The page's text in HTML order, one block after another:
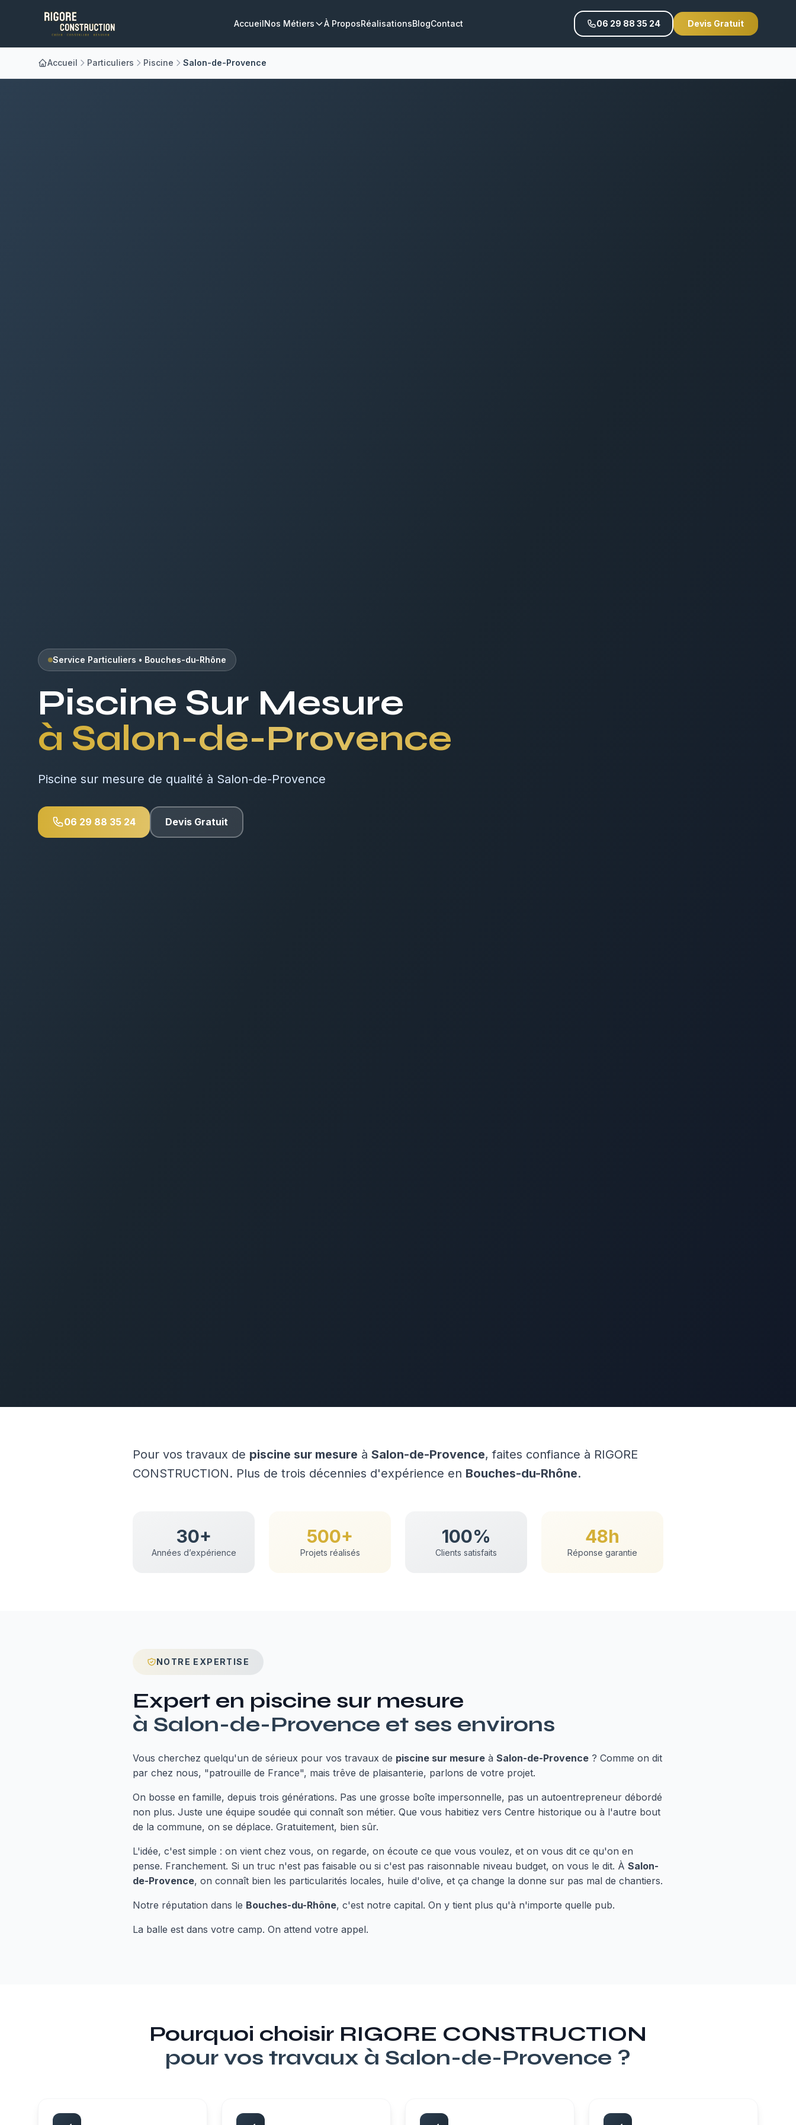
AccueilNos Métiers À ProposRéalisationsBlogContact 06 29 88 35 24 Devis Gratuit
Accueil Particuliers Piscine Salon-de-Provence
Service Particuliers • Bouches-du-Rhône
Piscine Sur Mesure
à Salon-de-Provence
Piscine sur mesure de qualité à Salon-de-Provence
06 29 88 35 24 Devis Gratuit
Pour vos travaux de piscine sur mesure à Salon-de-Provence, faites confiance à RIGORE
CONSTRUCTION. Plus de trois décennies d'expérience en Bouches-du-Rhône.
30+
Années d’expérience
500+
Projets réalisés
100%
Clients satisfaits
48h
Réponse garantie
NOTRE EXPERTISE
Expert en piscine sur mesure
à Salon-de-Provence et ses environs
Vous cherchez quelqu'un de sérieux pour vos travaux de piscine sur mesure à Salon-de-Provence ? Comme on dit
par chez nous, "patrouille de France", mais trêve de plaisanterie, parlons de votre projet.
On bosse en famille, depuis trois générations. Pas une grosse boîte impersonnelle, pas un autoentrepreneur débordé
non plus. Juste une équipe soudée qui connaît son métier. Que vous habitiez vers Centre historique ou à l'autre bout
de la commune, on se déplace. Gratuitement, bien sûr.
L'idée, c'est simple : on vient chez vous, on regarde, on écoute ce que vous voulez, et on vous dit ce qu'on en
pense. Franchement. Si un truc n'est pas faisable ou si c'est pas raisonnable niveau budget, on vous le dit. À Salon-
de-Provence, on connaît bien les particularités locales, huile d'olive, et ça change la donne sur pas mal de chantiers.
Notre réputation dans le Bouches-du-Rhône, c'est notre capital. On y tient plus qu'à n'importe quelle pub.
La balle est dans votre camp. On attend votre appel.
Pourquoi choisir RIGORE CONSTRUCTION
pour vos travaux à Salon-de-Provence ?